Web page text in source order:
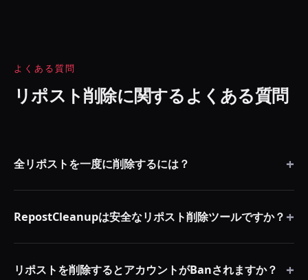
よくある質問
リポスト削除に関するよくある質問
全リポストを一度に削除するには？ +
し、デスクトップブラウザでTikTok.com、Instagram.com、
したコンテンツをすべて自動的に一括検出・削除します —
RepostCleanupは安全なリポスト削除ツールですか？ +
のブラウザセッション内で100%ローカルに動作します。パ
リポストを削除するとアカウントがBanされますか？ +